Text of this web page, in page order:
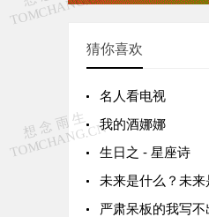
猜你喜欢
名人看电视
我的酒娜娜
生日之 - 星座诗
未来是什么？未
严肃呆板的我写不